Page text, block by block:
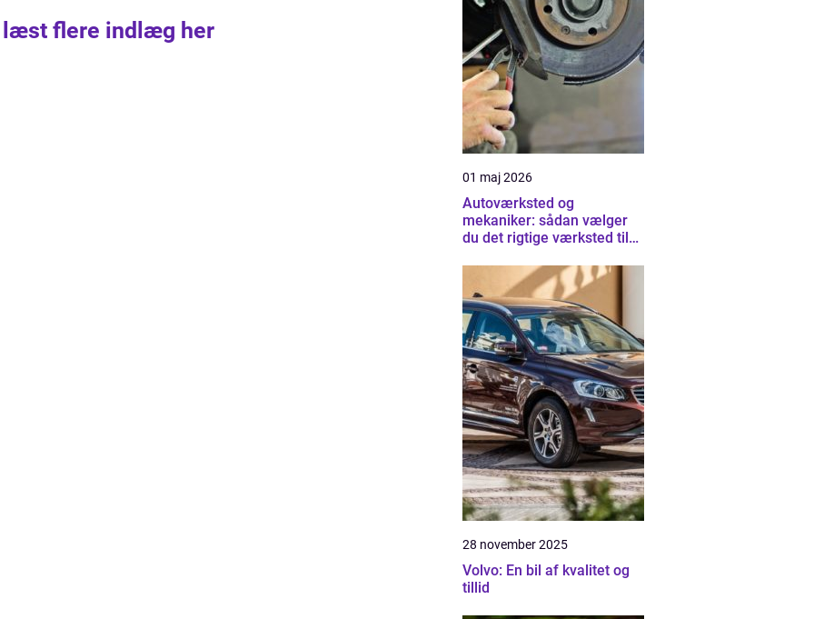
læst flere indlæg her
01 maj 2026
Autoværksted og
mekaniker: sådan vælger
du det rigtige værksted til
28 november 2025
Volvo: En bil af kvalitet og
tillid